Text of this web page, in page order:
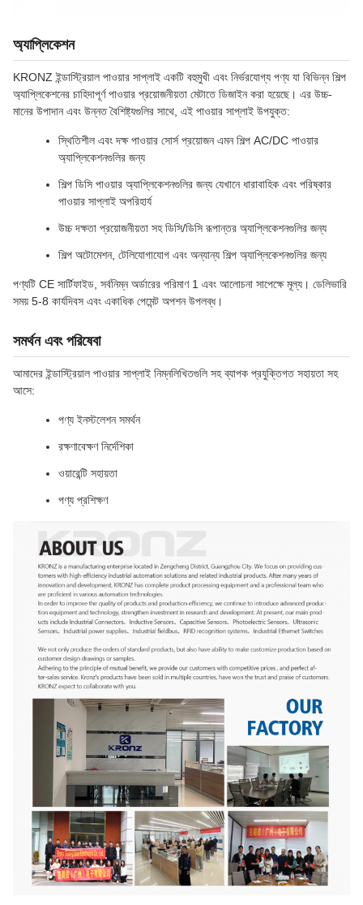
অ্যাপ্লিকেশন
KRONZ ইন্ডাস্ট্রিয়াল পাওয়ার সাপ্লাই একটি বহুমুখী এবং নির্ভরযোগ্য পণ্য যা বিভিন্ন শিল্প
অ্যাপ্লিকেশনের চাহিদাপূর্ণ পাওয়ার প্রয়োজনীয়তা মেটাতে ডিজাইন করা হয়েছে। এর উচ্চ-
মানের উপাদান এবং উন্নত বৈশিষ্ট্যগুলির সাথে, এই পাওয়ার সাপ্লাই উপযুক্ত:
স্থিতিশীল এবং দক্ষ পাওয়ার সোর্স প্রয়োজন এমন শিল্প AC/DC পাওয়ার
অ্যাপ্লিকেশনগুলির জন্য
শিল্প ডিসি পাওয়ার অ্যাপ্লিকেশনগুলির জন্য যেখানে ধারাবাহিক এবং পরিষ্কার
পাওয়ার সাপ্লাই অপরিহার্য
উচ্চ দক্ষতা প্রয়োজনীয়তা সহ ডিসি/ডিসি রূপান্তর অ্যাপ্লিকেশনগুলির জন্য
শিল্প অটোমেশন, টেলিযোগাযোগ এবং অন্যান্য শিল্প অ্যাপ্লিকেশনগুলির জন্য
পণ্যটি CE সার্টিফাইড, সর্বনিম্ন অর্ডারের পরিমাণ 1 এবং আলোচনা সাপেক্ষে মূল্য। ডেলিভারি
সময় 5-8 কার্যদিবস এবং একাধিক পেমেন্ট অপশন উপলব্ধ।
সমর্থন এবং পরিষেবা
আমাদের ইন্ডাস্ট্রিয়াল পাওয়ার সাপ্লাই নিম্নলিখিতগুলি সহ ব্যাপক প্রযুক্তিগত সহায়তা সহ
আসে:
পণ্য ইনস্টলেশন সমর্থন
রক্ষণাবেক্ষণ নির্দেশিকা
ওয়ারেন্টি সহায়তা
পণ্য প্রশিক্ষণ